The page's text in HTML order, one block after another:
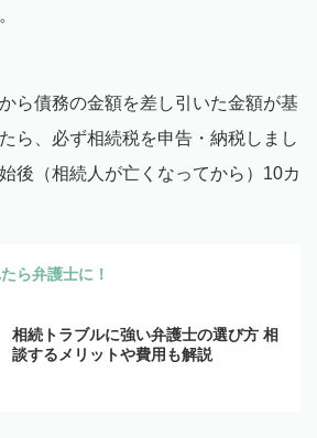
ら債務の金額を差し引いた金額が基
ら、必ず相続税を申告・納税しまし
後（相続人が亡くなってから）10カ
ら弁護士に！
相続トラブルに強い弁護士の選び方 相
談するメリットや費用も解説